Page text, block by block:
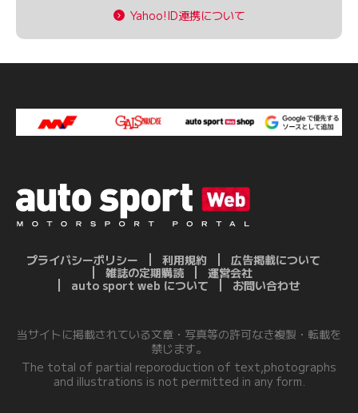
Yahoo!ID連携について
プライバシーポリシー 利用規約
広告掲載について
雑誌の定期購読
運営会社
auto sport web について
お問い合わせ
当サイトに掲載されている文章・写真等の許可なき複製・転載を
禁じます。
The total of partial reporoduction of text,photographs
and illustrations is not permitted in any form.